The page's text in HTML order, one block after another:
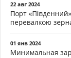
22 авг 2024
Порт
перевалкою
01 янв 2024
Минимальная